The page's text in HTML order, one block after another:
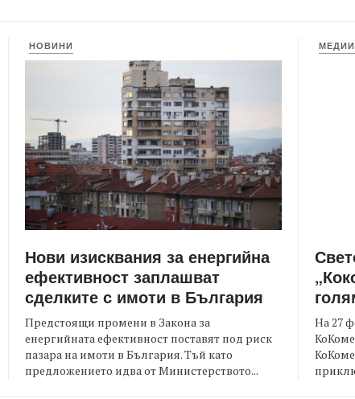
НОВИНИ
Нови изисквания за енергийна
ефективност заплашват
сделките с имоти в България
Предстоящи промени в Закона за
енергийната ефективност поставят под риск
пазара на имоти в България. Тъй като
предложението идва от Министерството...
МЕДИИ
На 27